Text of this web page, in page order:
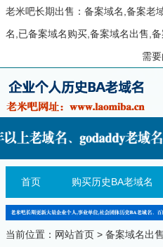
老米吧长期出售：备案域名,备案老
名,已备案域名购买,备案域名出售,
需
首页 购买历史BA老域名
当前位置： 网站首页 > 备案域名出售